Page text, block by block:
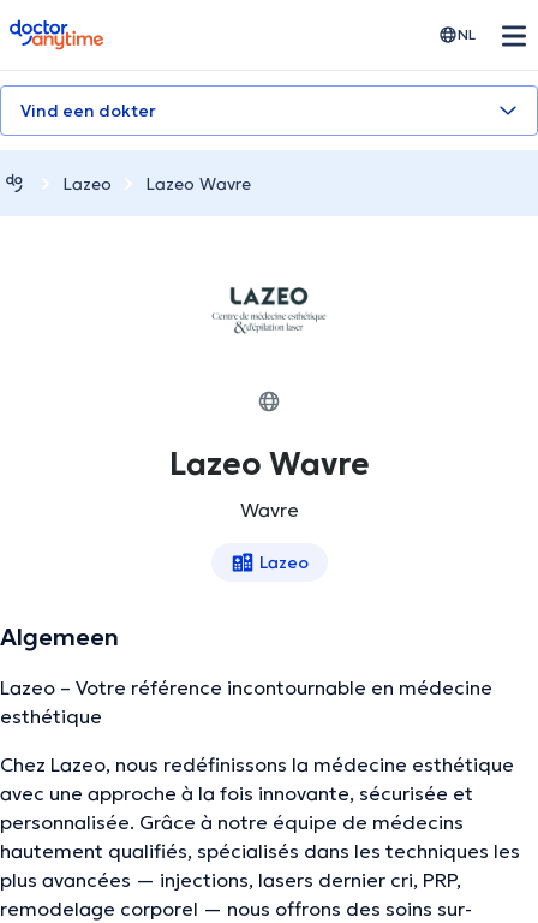
doctoranytime NL
Vind een dokter
Lazeo Lazeo Wavre
Lazeo Wavre
Wavre
Lazeo
Algemeen
Lazeo – Votre référence incontournable en médecine
esthétique
Chez Lazeo, nous redéfinissons la médecine esthétique
avec une approche à la fois innovante, sécurisée et
personnalisée. Grâce à notre équipe de médecins
hautement qualifiés, spécialisés dans les techniques les
plus avancées — injections, lasers dernier cri, PRP,
remodelage corporel — nous offrons des soins sur-